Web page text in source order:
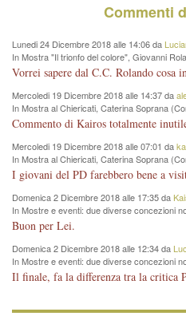
Commenti
Lunedi 24 Dicembre 2018 alle 14:06 da
In Mostra "Il trionfo del colore", Giovanni
Mercoledi 19 Dicembre 2018 alle 14:37 da
In Mostra al Chiericati, Caterina Soprana
del Pd: "realizzata a costo zero per il
Mercoledi 19 Dicembre 2018 alle 07:01 da
In Mostra al Chiericati, Caterina Soprana
del Pd: "realizzata a costo zero per il
I giovani del PD farebbero bene a
Domenica 2 Dicembre 2018 alle 17:35 da
In Mostre e eventi: due diverse concezioni
Vicenza
Buon per Lei.
Domenica 2 Dicembre 2018 alle 12:34 da
In Mostre e eventi: due diverse concezioni
Vicenza